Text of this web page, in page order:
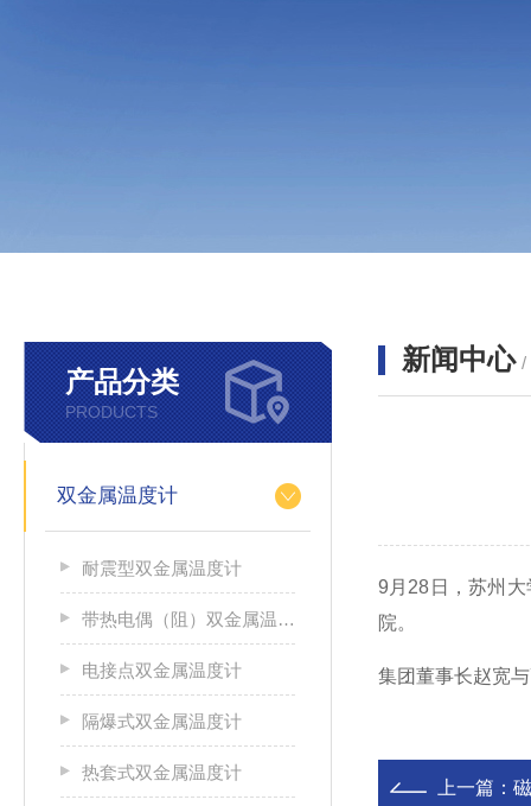
产品分类
PRODUCTS
双金属温度计
耐震型双金属温度计
带热电偶（阻）双金属温度计
电接点双金属温度计
隔爆式双金属温度计
热套式双金属温度计
新闻中心 /
9月28日，苏州
院。
集团董事长赵宽
上一篇：